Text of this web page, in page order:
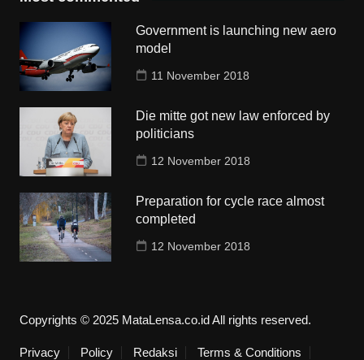
Government is launching new aero
model
11 November 2018
Die mitte got new law enforced by
politicians
12 November 2018
Preparation for cycle race almost
completed
12 November 2018
Copyrights © 2025 MataLensa.co.id All rights reserved.
Privacy Policy Redaksi Terms & Conditions